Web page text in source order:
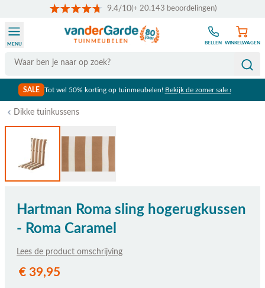
9.4/10(+ 20.143 beoordelingen)
Search
MENU BELLEN WINKELWAGEN
SALE Tot wel 50% korting op tuinmeubelen! Bekijk de zomer sale ›
Dikke tuinkussens
Hartman Roma sling hogerugkussen
- Roma Caramel
Lees de product omschrijving
€ 39,95